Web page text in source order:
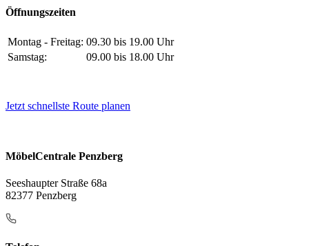
Öffnungszeiten
Montag - Freitag: 09.30 bis 19.00 Uhr
Samstag:
09.00 bis 18.00 Uhr
Jetzt schnellste Route planen
MöbelCentrale Penzberg
Seeshaupter Straße 68a
82377 Penzberg